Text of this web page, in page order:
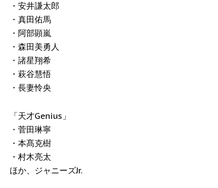
・安井謙太郎
・真田佑馬
・阿部顕嵐
・森田美勇人
・諸星翔希
・萩谷慧悟
・長妻怜央
「天才Genius」
・菅田琳寧
・本髙克樹
・村木亮太
ほか、ジャニーズJr.